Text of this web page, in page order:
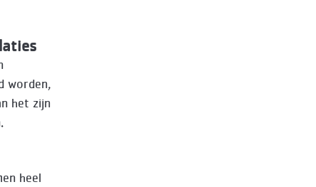
worden,
het zijn
heel